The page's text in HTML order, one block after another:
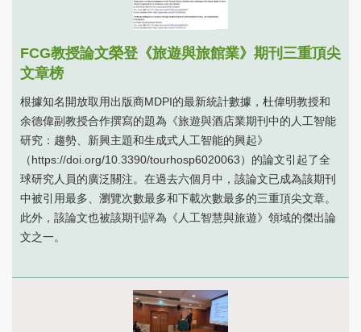
FCG教授論文榮登《旅遊與旅館業》期刊三重頂尖
文章榜
根據知名開放取用出版商MDPI的最新統計數據，杜偉明教授和
余德偉副教授合作撰寫的題為《旅遊與酒店業期刊中的人工智能
研究：趨勢、新興主題和生成式人工智能的興起》
（https://doi.org/10.3390/tourhosp6020063）的論文引起了全
球研究人員的廣泛關注。在過去六個月中，該論文已成為該期刊
中被引用最多、瀏覽次數最多和下載次數最多的三重頂尖文章。
此外，該論文也被該期刊評為《人工智慧與旅遊》領域的傑出論
文之一。